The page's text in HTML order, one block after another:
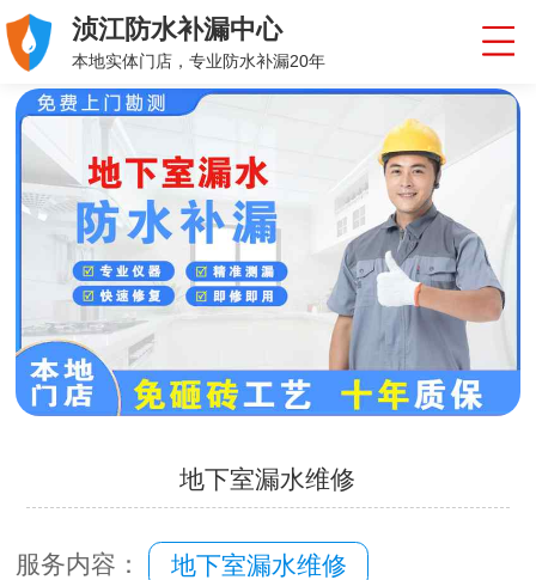
浈江防水补漏中心
本地实体门店，专业防水补漏20年
地下室漏水维修
服务内容： 地下室漏水维修